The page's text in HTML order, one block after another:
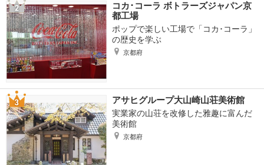
コカ･コーラ ボトラーズジャパン京
都工場
ポップで楽しい工場で「コカ･コーラ」
の歴史を学ぶ
京都府
アサヒグループ大山崎山荘美術館
実業家の山荘を改修した雅趣に富んだ
美術館
京都府